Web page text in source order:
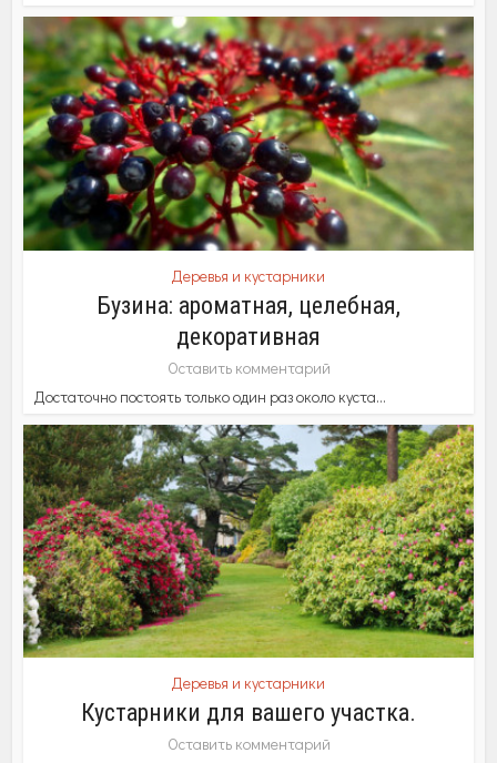
Деревья и кустарники
Бузина: ароматная, целебная,
декоративная
Оставить комментарий
Достаточно постоять только один раз около куста...
Деревья и кустарники
Кустарники для вашего участка.
Оставить комментарий